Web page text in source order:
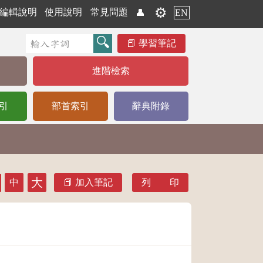
編輯說明 使用說明 常見問題 👤 ⚙️ EN
學習筆記
進階檢索
部首索引 辭典附錄
中 大 加入筆記 列 印